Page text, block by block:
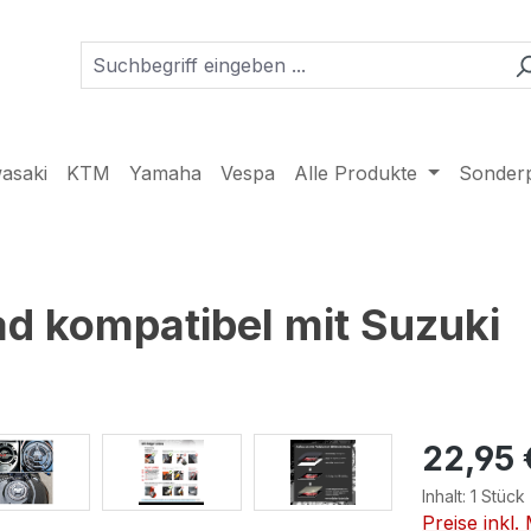
KTM Yamaha Vespa Alle Produkte
kompatibel mit Suzuki
22,95
Inhalt: 1 Stück
Preise inkl.